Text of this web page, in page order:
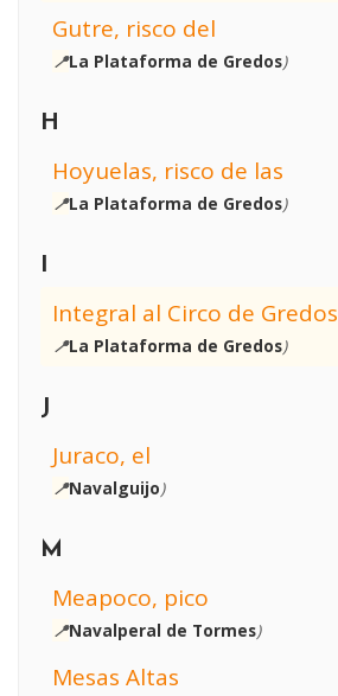
Gutre, risco del
📍La Plataforma de Gredos)
H
Hoyuelas, risco de las
📍La Plataforma de Gredos)
Integral al Circo de Gredos
📍La Plataforma de Gredos)
J
Juraco, el
📍Navalguijo)
M
Meapoco, pico
📍Navalperal de Tormes)
Mesas Altas